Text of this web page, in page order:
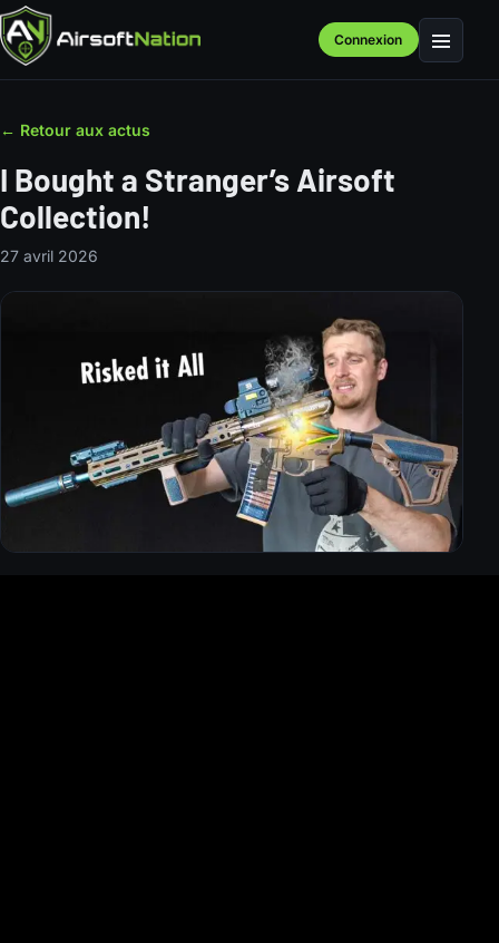
Connexion Menu
← Retour aux actus
I Bought a Stranger’s Airsoft
Collection!
27 avril 2026